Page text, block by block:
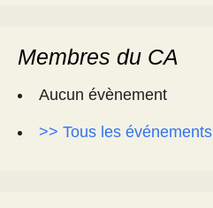
Membres du CA
Aucun évènement
>> Tous les événements